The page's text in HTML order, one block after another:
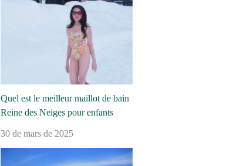
Quel est le meilleur maillot de bain
Reine des Neiges pour enfants
30 de mars de 2025